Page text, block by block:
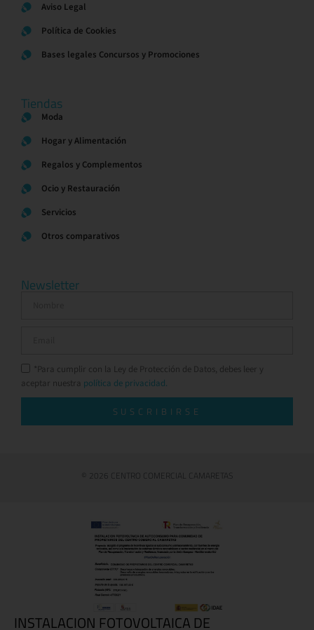
Aviso Legal
Política de Cookies
Bases legales Concursos y Promociones
Tiendas
Moda
Hogar y Alimentación
Regalos y Complementos
Ocio y Restauración
Servicios
Otros comparativos
Newsletter
*Para cumplir con la Ley de Protección de Datos, debes leer y
aceptar nuestra política de privacidad.
SUSCRIBIRSE
© 2026 CENTRO COMERCIAL CAMARETAS
INSTALACION FOTOVOLTAICA DE